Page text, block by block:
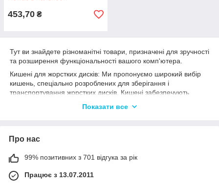
453,70 ₴
Тут ви знайдете різноманітні товари, призначені для зручності
та розширення функціональності вашого комп'ютера.
Кишені для жорстких дисків: Ми пропонуємо широкий вибір
кишень, спеціально розроблених для зберігання і
транспортування жорстких дисків. Кишені забезпечують
змогу безпечно переносити та зберігати ваші жорсткі диски.
легким дизайнам, кишені зручно брати з собою в поїздки або
Перехідник адаптер CD/DVD to HDD/SSD: Якщо у вас є
старий CD/DVD-привід, яким ви більше не користуєтеся, ми
пропонуємо перехідник адаптер, який дає змогу перетворити
Показати все
Про нас
99% позитивних з 701 відгука за рік
Працює з 13.07.2011